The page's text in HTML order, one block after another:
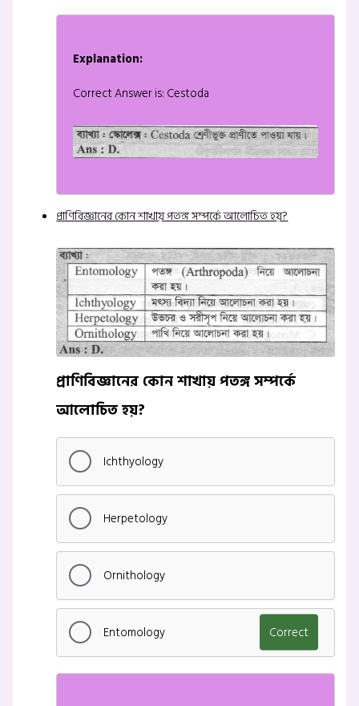
Explanation:
Correct Answer is: Cestoda
প্রাণিবিজ্ঞানের কোন শাখায় পতঙ্গ সম্পর্কে আলোচিত হয়?
প্রাণিবিজ্ঞানের কোন শাখায় পতঙ্গ সম্পর্কে
আলোচিত হয়?
Ichthyology
Herpetology
Ornithology
Entomology Correct